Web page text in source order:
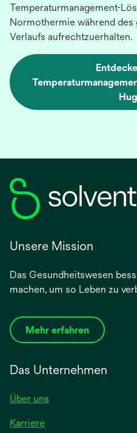
Temperaturmanagement-
Normothermie während des
Verlaufs aufrechtzuerhalten.
Unsere Mission
Das Gesundheitswesen
machen, um so Leben zu
Mehr erfahren
Das Unternehmen
Über uns
Karriere